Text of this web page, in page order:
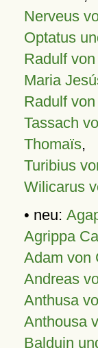
Nerveus
Optatus
Radulf
Maria
Radulf
Tassach
Thomaïs,
Turibius
Wilicarus
• neu:
Agrippa
Adam von
Andreas
Anthusa
Anthousa
Balduin